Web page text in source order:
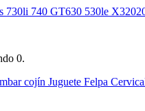
740 GT630 530le
0.
cojín Juguete Felpa